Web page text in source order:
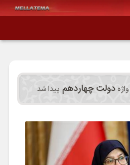
صفحه اصلی
اقتصاد
سیاست و جهان
دولت چهاردهم پیدا شد